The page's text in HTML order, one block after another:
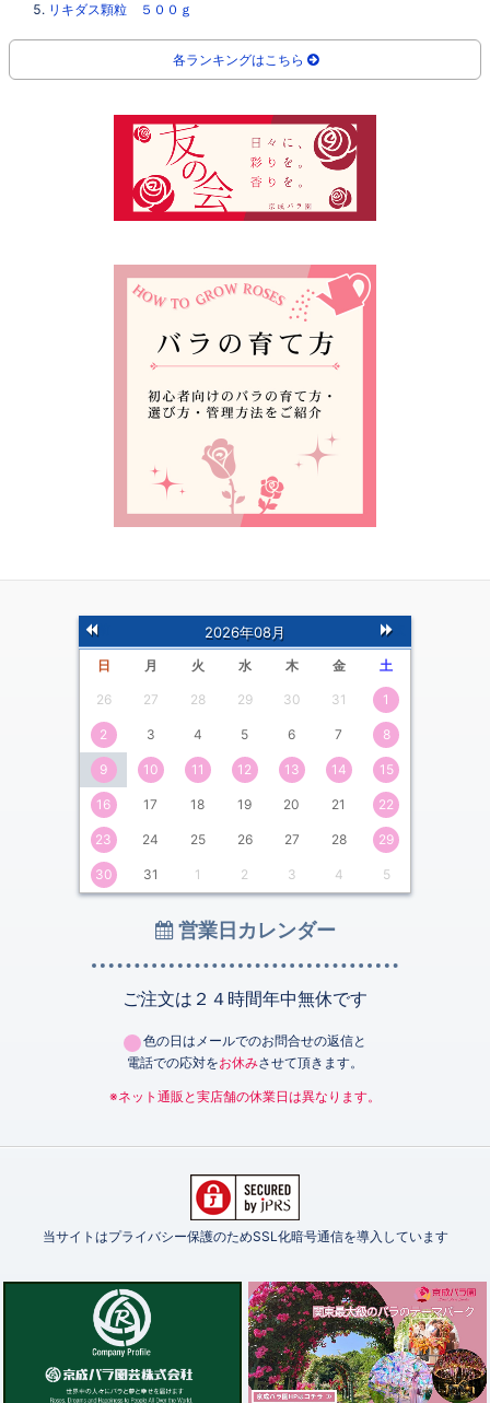
リキダス顆粒 ５００ｇ
各ランキングはこちら
前
の月
次
の月
2026年08月
日 月 火 水 木 金 土
26 27 28 29 30 31 1
2 3 4 5 6 7 8
9 10 11 12 13 14 15
16 17 18 19 20 21 22
23 24 25 26 27 28 29
30 31 1 2 3 4 5
営業日カレンダー
ご注文は２４時間年中無休です
色の日はメールでのお問合せの返信と
電話での応対をお休みさせて頂きます。
※ネット通販と実店舗の休業日は異なります。
当サイトはプライバシー保護のためSSL化暗号通信を導入しています